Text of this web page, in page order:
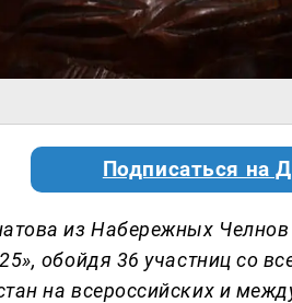
Подписаться на
из Набережных
обойдя 36 участниц со
на всероссийских и